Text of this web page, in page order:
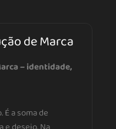
de Marca
– identidade,
a soma de